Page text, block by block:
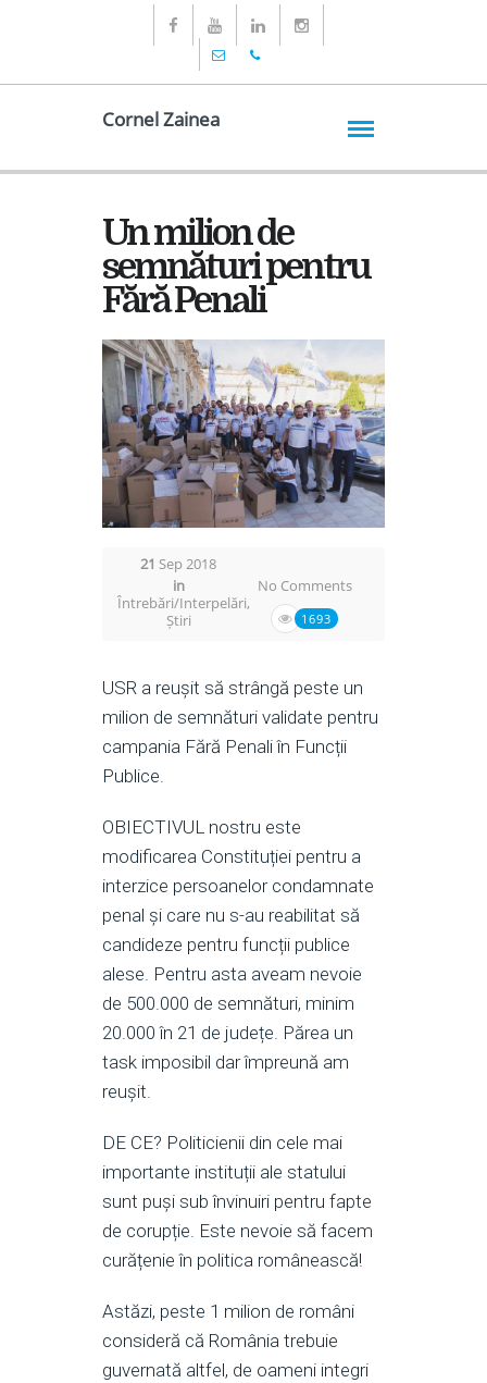
Cornel Zainea
Un milion de
semnături pentru
Fără Penali
21 Sep 2018
in
Întrebări/Interpelări,
Știri
No Comments
1693
USR a reușit să strângă peste un
milion de semnături validate pentru
campania Fără Penali în Funcții
Publice.
OBIECTIVUL nostru este
modificarea Constituției pentru a
interzice persoanelor condamnate
penal și care nu s-au reabilitat să
candideze pentru funcții publice
alese. Pentru asta aveam nevoie
de 500.000 de semnături, minim
20.000 în 21 de județe. Părea un
task imposibil dar împreună am
reușit.
DE CE? Politicienii din cele mai
importante instituții ale statului
sunt puși sub învinuiri pentru fapte
de corupție. Este nevoie să facem
curățenie în politica românească!
Astăzi, peste 1 milion de români
consideră că România trebuie
guvernată altfel, de oameni integri